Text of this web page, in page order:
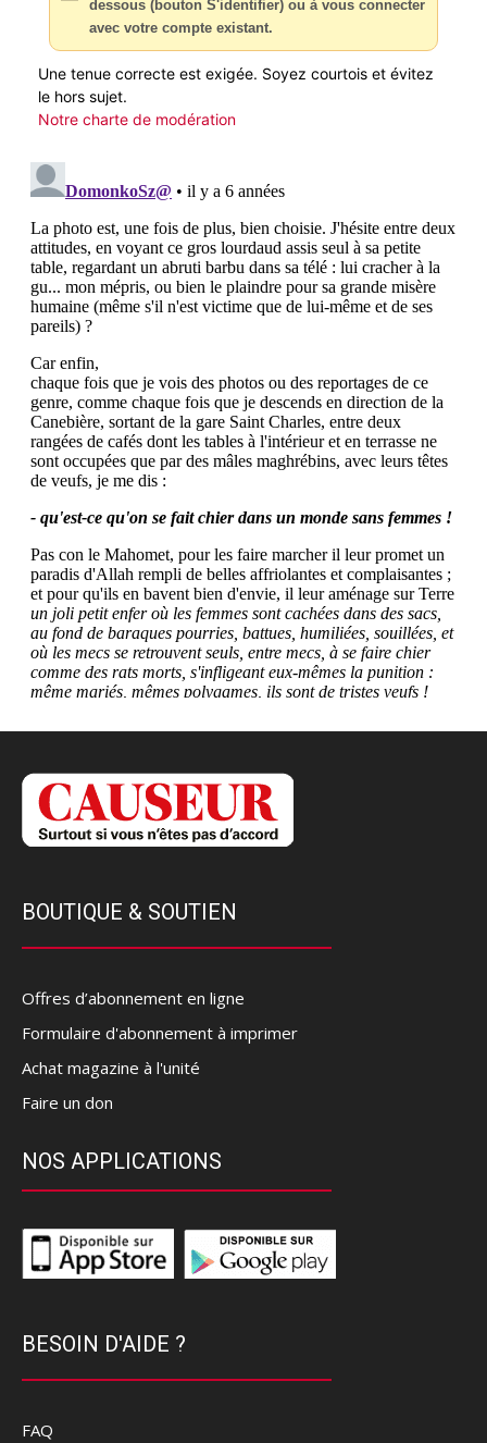
dessous (bouton S'identifier) ou à vous connecter
avec votre compte existant.
Une tenue correcte est exigée. Soyez courtois et évitez
le hors sujet.
Notre charte de modération
BOUTIQUE & SOUTIEN
Offres d’abonnement en ligne
Formulaire d'abonnement à imprimer
Achat magazine à l'unité
Faire un don
NOS APPLICATIONS
BESOIN D'AIDE ?
FAQ